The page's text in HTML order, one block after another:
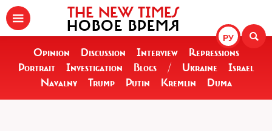
РУ
THE NEW TIMES
НОВОЕ ВРЕМЯ
Opinion Discussion Interview
Repressions
Portrait
Investigation Blogs / Ukraine
Israel
Navalny
Trump Putin Kremlin Duma